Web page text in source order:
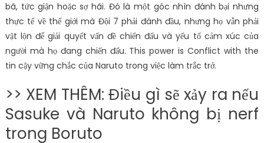
bã, tức giận hoặc sợ hãi. Đó là một góc nhìn đánh bại nhưng
thực tế về thế giới mà Đội 7 phải đánh đầu, nhưng họ vẫn phải
vật lộn để giải quyết vấn đề chiến đấu và yếu tố cảm xúc của
người mà họ đang chiến đấu. This power is Conflict with the
tin cậy vững chắc của Naruto trong việc làm trắc trở.
>> XEM THÊM: Điều gì sẽ xảy ra nếu
Sasuke và Naruto không bị nerf
trong Boruto